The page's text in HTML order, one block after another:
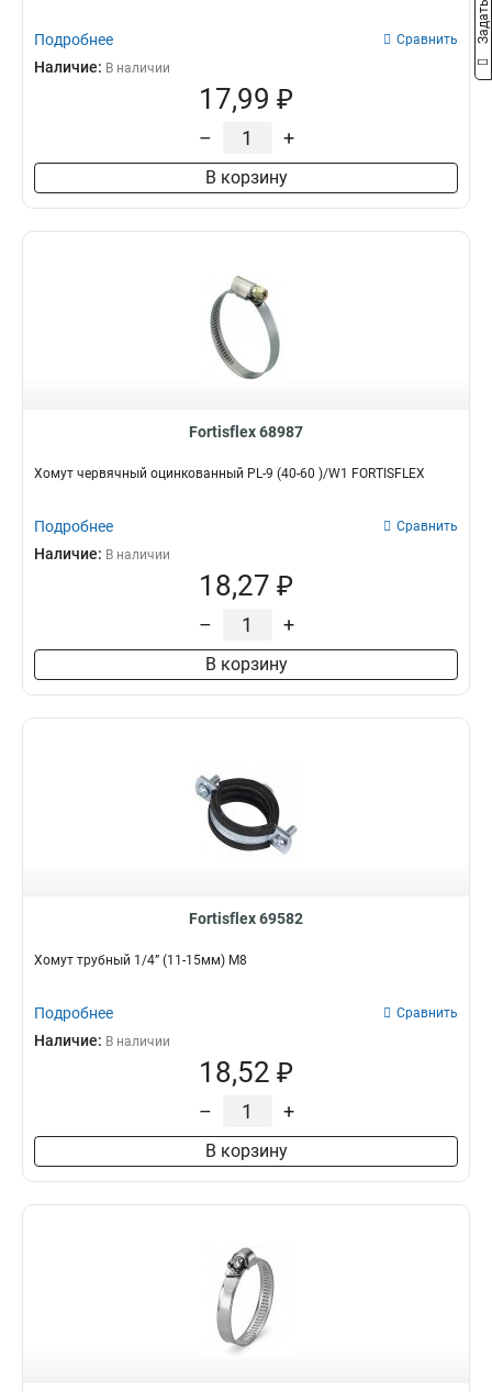
Подробнее Сравнить
Наличие: В наличии
17,99 ₽
– +
В корзину
Fortisflex 68987
Хомут червячный оцинкованный PL-9 (40-60 )/W1 FORTISFLEX
Подробнее Сравнить
Наличие: В наличии
18,27 ₽
– +
В корзину
Fortisflex 69582
Хомут трубный 1/4” (11-15мм) М8
Подробнее Сравнить
Наличие: В наличии
18,52 ₽
– +
В корзину